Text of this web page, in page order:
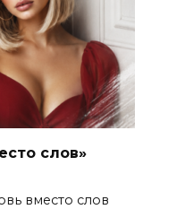
слов»
вместо слов